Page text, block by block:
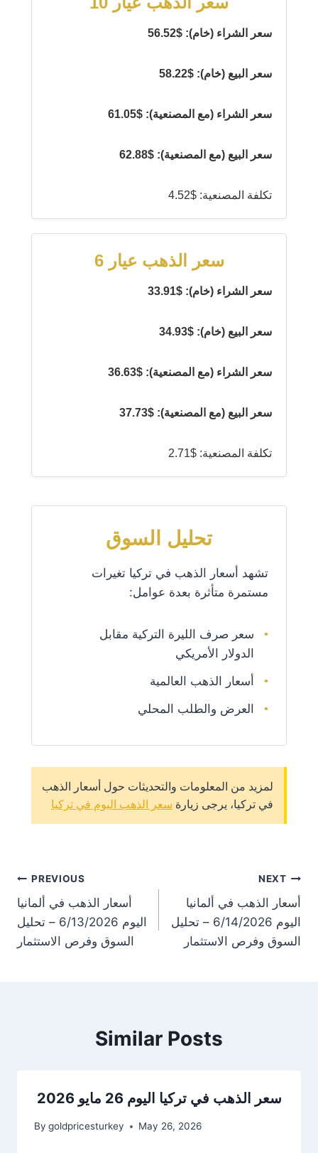
سعر الشراء (خام): $56.52
سعر البيع (خام): $58.22
سعر الشراء (مع المصنعية): $61.05
سعر البيع (مع المصنعية): $62.88
تكلفة المصنعية: $4.52
سعر الذهب عيار 6
سعر الشراء (خام): $33.91
سعر البيع (خام): $34.93
سعر الشراء (مع المصنعية): $36.63
سعر البيع (مع المصنعية): $37.73
تكلفة المصنعية: $2.71
تحليل السوق
تشهد أسعار الذهب في تركيا تغيرات
مستمرة متأثرة بعدة عوامل:
سعر صرف الليرة التركية مقابل
الدولار الأمريكي
أسعار الذهب العالمية
العرض والطلب المحلي
لمزيد من المعلومات والتحديثات حول أسعار الذهب
في تركيا، يرجى زيارة سعر الذهب اليوم في تركيا
PREVIOUS
أسعار الذهب في ألمانيا
اليوم 6/13/2026 – تحليل
السوق وفرص الاستثمار
NEXT
أسعار الذهب في ألمانيا
اليوم 6/14/2026 – تحليل
السوق وفرص الاستثمار
Similar Posts
سعر الذهب في تركيا اليوم 26 مايو 2026
By goldpricesturkey May 26, 2026